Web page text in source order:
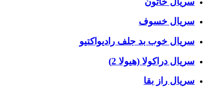
سریال خسوف
سریال خوب بد جلف رادیواکتیو
سریال دراکولا (هیولا 2)
سریال راز بقا